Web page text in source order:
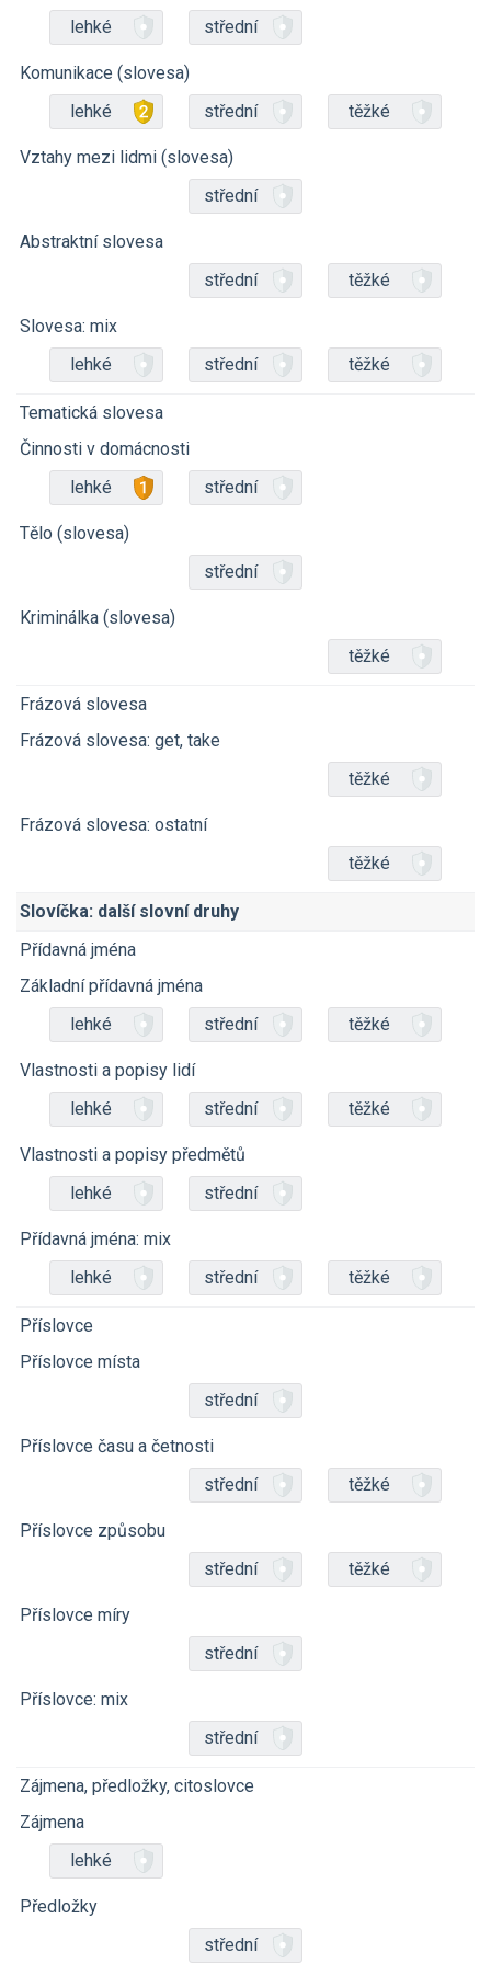
lehké
střední
Komunikace (slovesa)
lehké
střední těžké
Vztahy mezi lidmi (slovesa)
střední
Abstraktní slovesa
střední
těžké
Slovesa: mix
lehké
střední těžké
Tematická slovesa
Činnosti v domácnosti
lehké
střední
Tělo (slovesa)
střední
Kriminálka (slovesa)
těžké
Frázová slovesa
Frázová slovesa: get, take
těžké
Frázová slovesa: ostatní
těžké
Slovíčka: další slovní druhy
Přídavná jména
Základní přídavná jména
lehké
střední těžké
Vlastnosti a popisy lidí
lehké
střední těžké
Vlastnosti a popisy předmětů
lehké
střední
Přídavná jména: mix
lehké
střední těžké
Příslovce
Příslovce místa
střední
Příslovce času a četnosti
střední
těžké
Příslovce způsobu
střední
těžké
Příslovce míry
střední
Příslovce: mix
střední
Zájmena, předložky, citoslovce
Zájmena
lehké
Předložky
střední